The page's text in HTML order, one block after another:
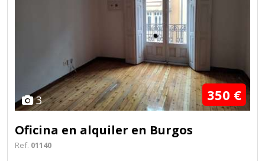
3 350 €
Oficina en alquiler en Burgos
Ref. 01140